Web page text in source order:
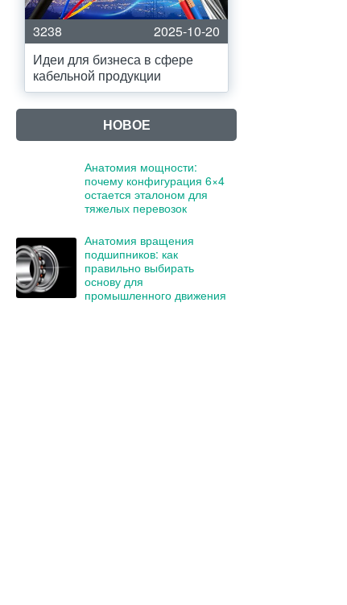
3238
2025-10-20
Идеи для бизнеса в сфере
кабельной продукции
НОВОЕ
Анатомия мощности:
почему конфигурация 6×4
остается эталоном для
тяжелых перевозок
Анатомия вращения
подшипников: как
правильно выбирать
основу для
промышленного движения